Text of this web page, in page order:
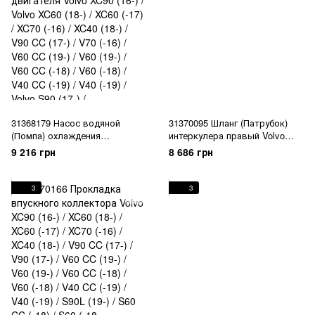
31368179 Насос водяной
(Помпа) охлаждения
двигателя Volvo XC90 (16-) /
Volvo XC60 (18-) / XC60 (-17) /
(17-) / V70 (-16) / V60 CC (19-) /
V60 (19-) / V60 CC (-18) / V60
(-18) / V40 CC (-19) / V40 (-19) /
Volvo S90 (17-) /
9 216 грн
31370095 Шланг (Патрубок)
интеркулера правый Volvo
XC90 (16-) / XC60 (18-) / V90 CC
(17-) / V90 (17-) / V60 CC (19-) /
/ S60 (19-)
8 686 грн
3 3